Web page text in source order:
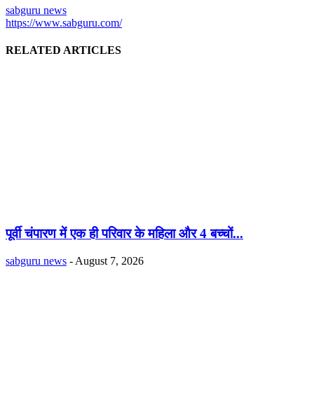
sabguru news
https://www.sabguru.com/
RELATED ARTICLES
पूर्वी चंपारण में एक ही परिवार के महिला और 4 बच्चों...
sabguru news - August 7, 2026